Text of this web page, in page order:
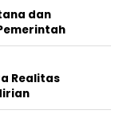
dan
Realitas